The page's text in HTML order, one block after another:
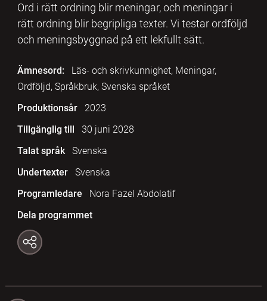
Ord i rätt ordning blir meningar, och meningar i
rätt ordning blir begripliga texter. Vi testar ordföljd
och meningsbyggnad på ett lekfullt sätt.
Ämnesord:
Läs- och skrivkunnighet, Meningar,
Ordföljd, Språkbruk, Svenska språket
Produktionsår
2023
Tillgänglig till
30 juni 2028
Talat språk
Svenska
Undertexter
Svenska
Programledare
Nora Fazel Abdolatif
Dela programmet